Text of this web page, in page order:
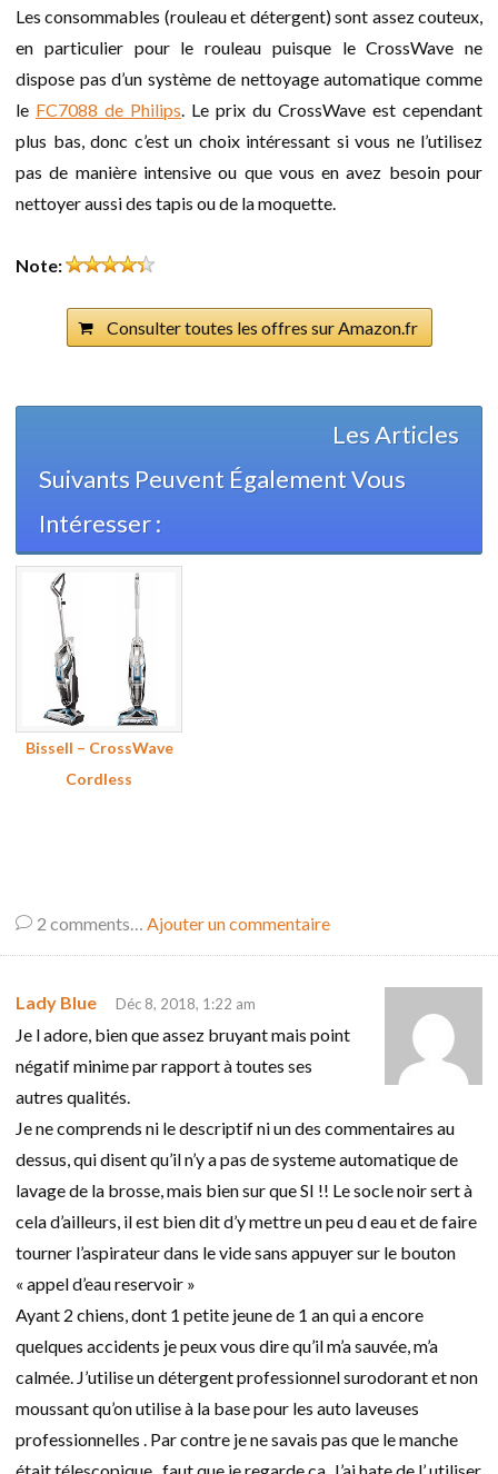
Les consommables (rouleau et détergent) sont assez couteux,
en particulier pour le rouleau puisque le CrossWave ne
dispose pas d’un système de nettoyage automatique comme
le FC7088 de Philips. Le prix du CrossWave est cependant
plus bas, donc c’est un choix intéressant si vous ne l’utilisez
pas de manière intensive ou que vous en avez besoin pour
nettoyer aussi des tapis ou de la moquette.
Note:
Consulter toutes les offres sur Amazon.fr
Les Articles
Suivants Peuvent Également Vous
Intéresser :
Bissell – CrossWave
Cordless
2 comments… Ajouter un commentaire
Lady Blue Déc 8, 2018, 1:22 am
Je l adore, bien que assez bruyant mais point
négatif minime par rapport à toutes ses
autres qualités.
Je ne comprends ni le descriptif ni un des commentaires au
dessus, qui disent qu’il n’y a pas de systeme automatique de
lavage de la brosse, mais bien sur que SI !! Le socle noir sert à
cela d’ailleurs, il est bien dit d’y mettre un peu d eau et de faire
tourner l’aspirateur dans le vide sans appuyer sur le bouton
« appel d’eau reservoir »
Ayant 2 chiens, dont 1 petite jeune de 1 an qui a encore
quelques accidents je peux vous dire qu’il m’a sauvée, m’a
calmée. J’utilise un détergent professionnel surodorant et non
moussant qu’on utilise à la base pour les auto laveuses
professionnelles . Par contre je ne savais pas que le manche